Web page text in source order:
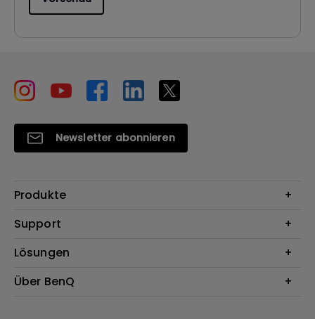
Newsletter abonnieren
Produkte
Beamer
Lampen
Webcams
Support
Kontakt
Reparaturservice
Lösungen
Für Unternehmen
Über BenQ